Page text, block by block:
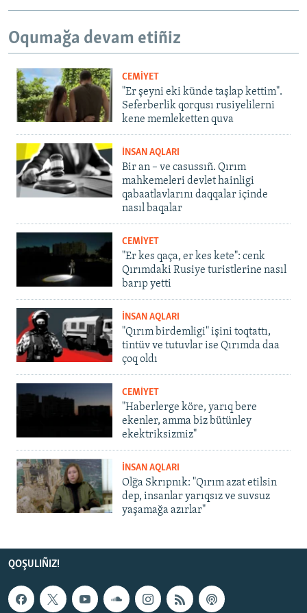
Oqumağa devam etiñiz
CEMİYET
"Er şeyni eki künde taşlap kettim".
Seferberlik qorqusı rusiyelilerni
kene memleketten quva
İNSAN AQLARI
Bir an – ve casussıñ. Qırım
mahkemeleri devlet hainligi
qabaatlavlarını daqqalar içinde
nasıl baqalar
CEMİYET
"Er kes qaça, er kes kete": cenk
Qırımdaki Rusiye turistlerine nasıl
barıp yetti
İNSAN AQLARI
"Qırım birdemligi" işini toqtattı,
tintüv ve tutuvlar ise Qırımda daa
çoq oldı
CEMİYET
"Haberlerge köre, yarıq bere
ekenler, amma biz bütünley
ekektriksizmiz"
İNSAN AQLARI
Olğa Skrıpnık: "Qırım azat etilsin
dep, insanlar yarıqsız ve suvsuz
yaşamağa azırlar"
QOŞULIÑIZ!